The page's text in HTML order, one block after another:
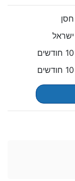
חסן
ישראל
10 חודשים
10 חודשים